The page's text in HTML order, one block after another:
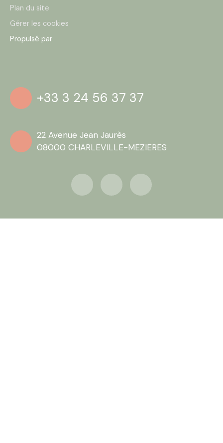
Plan du site
Gérer les cookies
Propulsé par
+33 3 24 56 37 37
22 Avenue Jean Jaurès
08000 CHARLEVILLE-MEZIERES